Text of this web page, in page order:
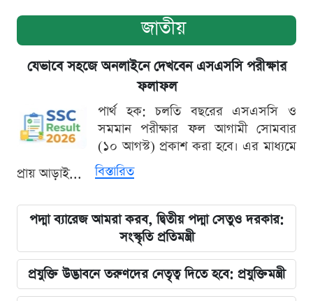
জাতীয়
যেভাবে সহজে অনলাইনে দেখবেন এসএসসি পরীক্ষার
ফলাফল
পার্থ হক: চলতি বছরের এসএসসি ও
সমমান পরীক্ষার ফল আগামী সোমবার
(১০ আগস্ট) প্রকাশ করা হবে। এর মাধ্যমে
প্রায় আড়াই...
বিস্তারিত
পদ্মা ব্যারেজ আমরা করব, দ্বিতীয় পদ্মা সেতুও দরকার:
সংস্কৃতি প্রতিমন্ত্রী
প্রযুক্তি উদ্ভাবনে তরুণদের নেতৃত্ব দিতে হবে: প্রযুক্তিমন্ত্রী